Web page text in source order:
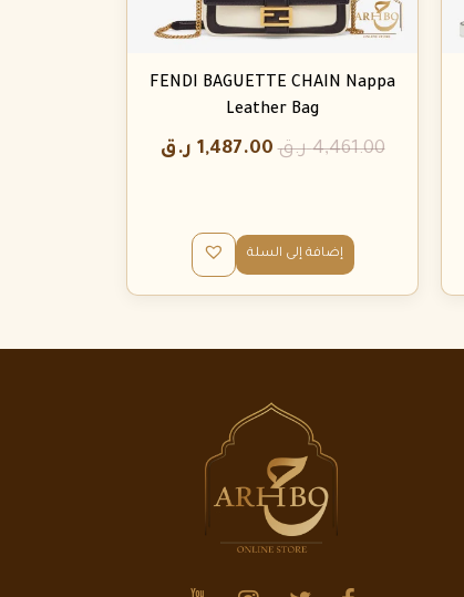
FENDI BAGUETTE CHAIN Nappa
Leather Bag
4,461.00 ر.ق 1,487.00 ر.ق
إضافة إلى السلة